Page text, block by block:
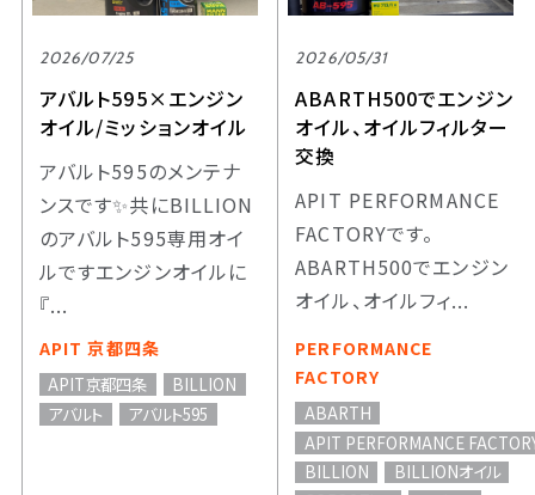
2026/07/25
アバルト595×エンジン
オイル/ミッションオイル
アバルト595のメンテナ
ンスです✨共にBILLION
のアバルト595専用オイ
ルですエンジンオイルに
『...
APIT 京都四条
APIT京都四条
BILLION
アバルト
アバルト595
2026/05/31
ABARTH500でエンジン
オイル、オイルフィルター
交換
APIT PERFORMANCE
FACTORYです。
ABARTH500でエンジン
オイル、オイルフィ...
PERFORMANCE
FACTORY
ABARTH
APIT PERFORMANCE
BILLION
BILLIONオイル